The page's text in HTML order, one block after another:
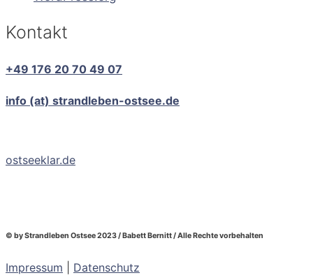
Kontakt
+49 176 20 70 49 07
info (at) strandleben-ostsee.de
ostseeklar.de
© by Strandleben Ostsee 2023 / Babett Bernitt / Alle Rechte vorbehalten
Impressum Datenschutz